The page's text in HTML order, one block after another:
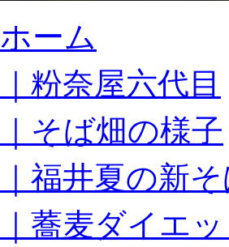
ン
ツ
プ
ホーム
｜粉奈屋六代目
｜そば畑の様子
｜福井夏の新
｜蕎麦ダイエッ